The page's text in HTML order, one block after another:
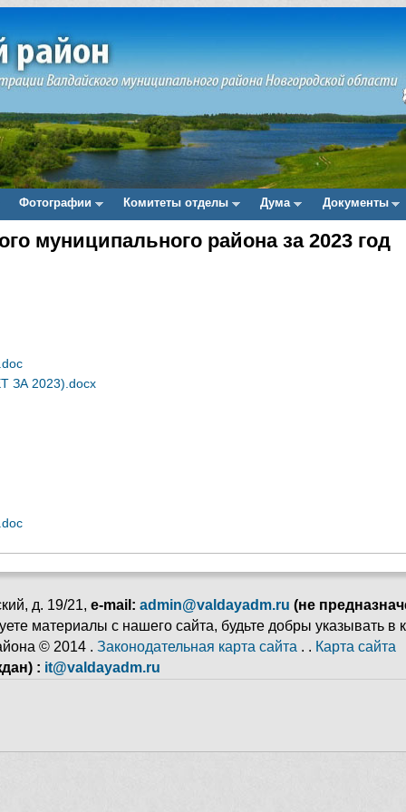
Фотографии Комитеты отделы Дума Документы
муниципального района за 2023 год
2023).docx
д. 19/21, e-mail: admin@valdayadm.ru (не
материалы с нашего сайта, будьте добры указывать в
© 2014 . Законодательная карта сайта . . Карта сайта
: it@valdayadm.ru